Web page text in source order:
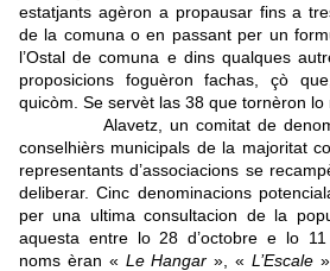
estatjants agèron a propausar fins a
de la comuna o en passant per un
l’Ostal de comuna e dins qualques
proposicions foguèron fachas, çò
quicòm. Se servèt las 38 que tornèron lo
Alavetz, un comitat de
conselhièrs municipals de la majoritat
representants d’associacions se
deliberar. Cinc denominacions
per una ultima consultacion de la
aquesta entre lo 28 d’octobre e lo
noms èran « Le Hangar », « L’Escale